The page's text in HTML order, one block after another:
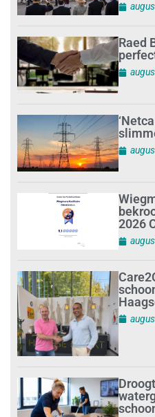
Raed
2026